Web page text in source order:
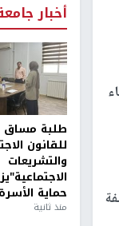
أخبار
طلبة
للقانون
والتشريعات
حماية الأسرة
منذ ثانية